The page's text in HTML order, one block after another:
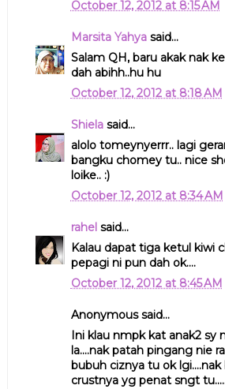
October 12, 2012 at 8:15 AM
Marsita Yahyasaid...
Salam QH, baru akak nak
dah abihh..hu hu
October 12, 2012 at 8:18 AM
Shielasaid...
alolo tomeynyerrr.. lagi
bangku chomey tu.. nice
loike.. :)
October 12, 2012 at 8:34 AM
rahel said...
Kalau dapat tiga ketul kiwi
pepagi ni pun dah ok....
October 12, 2012 at 8:45 AM
Anonymous said...
Ini klau nmpk kat anak2 sy
la....nak patah pingang nie
bubuh ciznya tu ok
crustnya yg penat sngt